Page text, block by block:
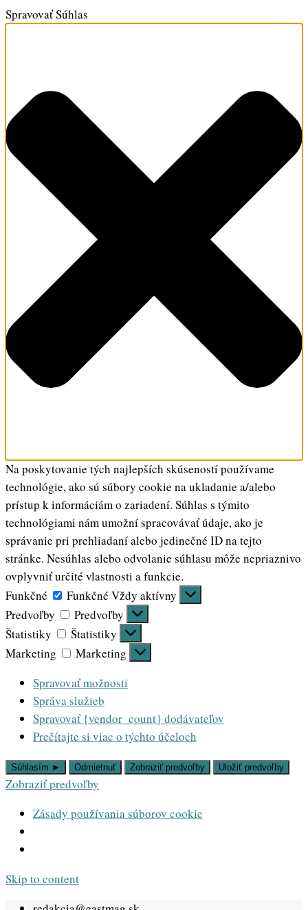
Spravovať Súhlas
Na poskytovanie tých najlepších skúseností používame
technológie, ako sú súbory cookie na ukladanie a/alebo
prístup k informáciám o zariadení. Súhlas s týmito
technológiami nám umožní spracovávať údaje, ako je
správanie pri prehliadaní alebo jedinečné ID na tejto
stránke. Nesúhlas alebo odvolanie súhlasu môže nepriaznivo
ovplyvniť určité vlastnosti a funkcie.
Funkčné
Funkčné Vždy aktívny
Predvoľby
Predvoľby
Štatistiky
Štatistiky
Marketing
Marketing
Spravovať možnosti
Správa služieb
Spravovať {vendor_count} dodávateľov
Prečítajte si viac o týchto účeloch
Súhlasím ► Odmietnuť Zobraziť predvoľby Uložiť predvoľby
Zobraziť predvoľby
Zásady používania súborov cookie
Skip to content